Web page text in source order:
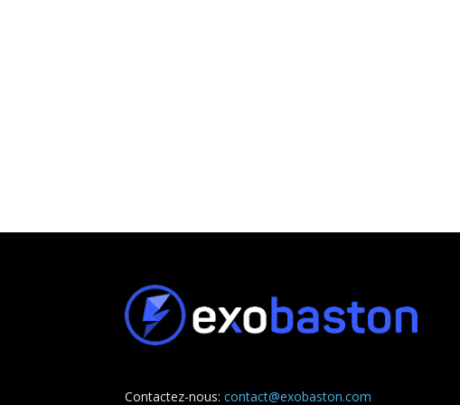
Contactez-nous: contact@exobaston.com